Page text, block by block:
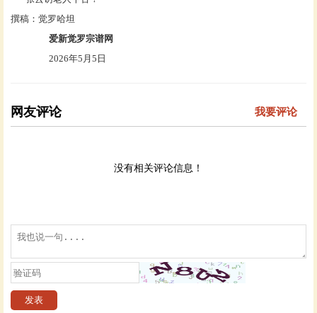
撰稿：觉罗哈坦
爱新觉罗宗谱网
2026年5月5日
网友评论 我要评论
没有相关评论信息！